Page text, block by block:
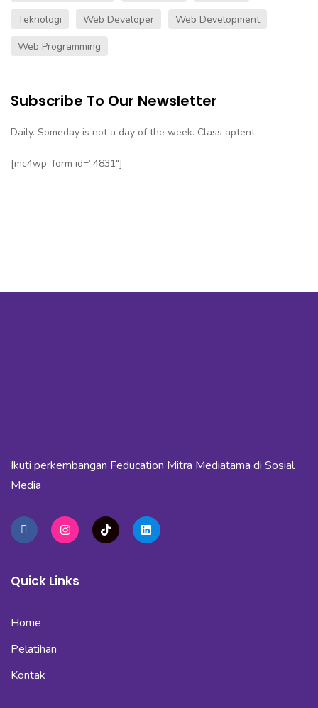
Teknologi
Web Developer
Web Development
Web Programming
Subscribe To Our Newsletter
Daily. Someday is not a day of the week. Class aptent.
[mc4wp_form id=”4831″]
Ikuti perkembangan Feducation Mitra Mediatama di Sosial
Media
Quick Links
Home
Pelatihan
Kontak